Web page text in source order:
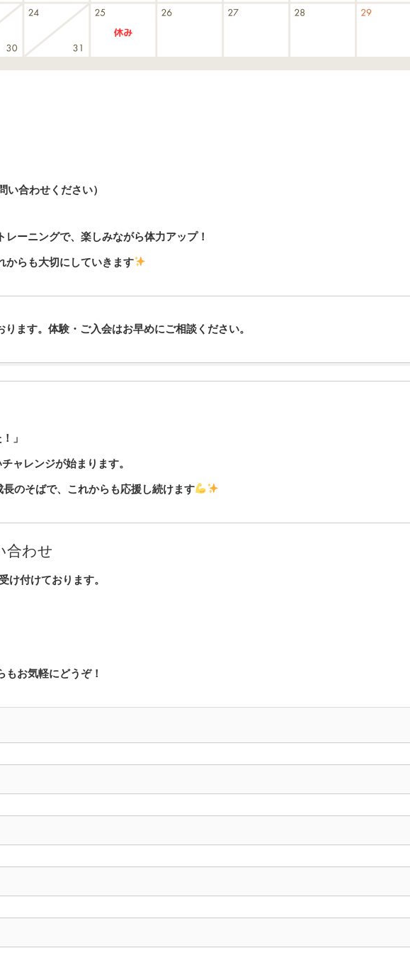
合わせください）
ーニングで、楽しみながら体力アップ！
からも大切にしていきます
ます。体験・ご入会はお早めにご相談ください。
」
ャレンジが始まります。
のそばで、これからも応援し続けます
合わせ
け付けております。
もお気軽にどうぞ！